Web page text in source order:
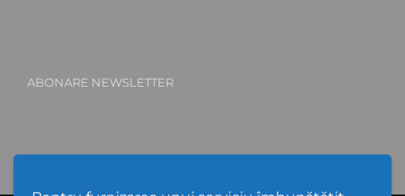
ABONARE NEWSLETTER